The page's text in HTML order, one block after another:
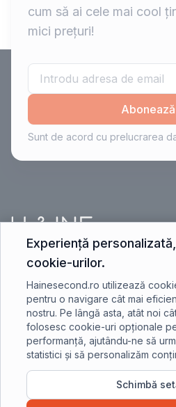
cum să ai cele mai cool
mici prețuri!
Sunt de acord cu prelucrarea
contact@hainesecond.ro
+40 750 401 891
©2023 Hainesecond.ro -
Experiență
cookie-urilor.
Hainesecond.ro utilizează
pentru o navigare cât mai
nostru. Pe lângă asta, atât noi
folosesc cookie-uri opționale
performanță, ajutându-ne să
statistici și să personalizăm
Schimbă